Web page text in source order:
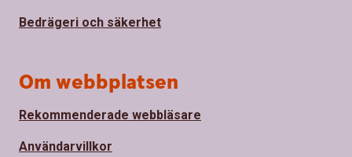
Bedrägeri och säkerhet
Om webbplatsen
Rekommenderade webbläsare
Användarvillkor